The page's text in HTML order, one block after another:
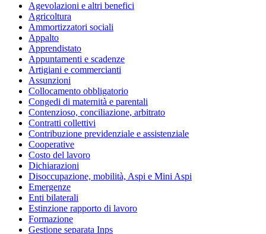
Agevolazioni e altri benefici
Agricoltura
Ammortizzatori sociali
Appalto
Apprendistato
Appuntamenti e scadenze
Artigiani e commercianti
Assunzioni
Collocamento obbligatorio
Congedi di maternità e parentali
Contenzioso, conciliazione, arbitrato
Contratti collettivi
Contribuzione previdenziale e assistenziale
Cooperative
Costo del lavoro
Dichiarazioni
Disoccupazione, mobilità, Aspi e Mini Aspi
Emergenze
Enti bilaterali
Estinzione rapporto di lavoro
Formazione
Gestione separata Inps